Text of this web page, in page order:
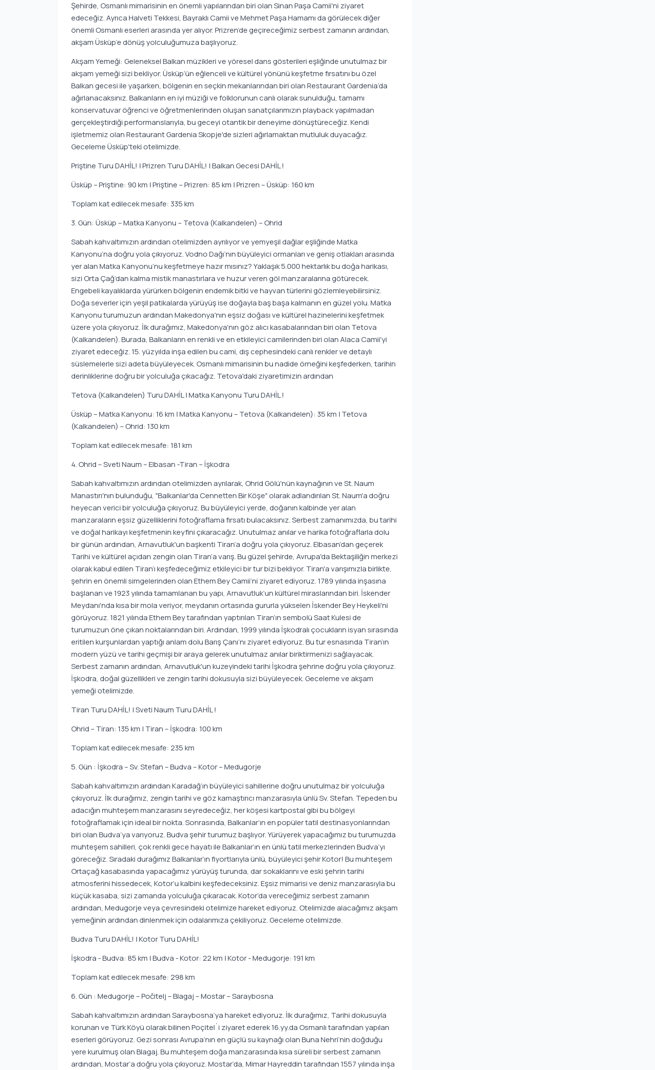
Şehirde, Osmanlı mimarisinin en önemli yapılarından biri olan Sinan Paşa Camii'ni ziyaret
edeceğiz. Ayrıca Halveti Tekkesi, Bayraklı Camii ve Mehmet Paşa Hamamı da görülecek diğer
önemli Osmanlı eserleri arasında yer alıyor. Prizren’de geçireceğimiz serbest zamanın ardından,
akşam Üsküp’e dönüş yolculuğumuza başlıyoruz.
Akşam Yemeği: Geleneksel Balkan müzikleri ve yöresel dans gösterileri eşliğinde unutulmaz bir
akşam yemeği sizi bekliyor. Üsküp’ün eğlenceli ve kültürel yönünü keşfetme fırsatını bu özel
Balkan gecesi ile yaşarken, bölgenin en seçkin mekanlarından biri olan Restaurant Gardenia’da
ağırlanacaksınız. Balkanların en iyi müziği ve folklorunun canlı olarak sunulduğu, tamamı
konservatuvar öğrenci ve öğretmenlerinden oluşan sanatçılarımızın playback yapılmadan
gerçekleştirdiği performanslarıyla, bu geceyi otantik bir deneyime dönüştüreceğiz. Kendi
işletmemiz olan Restaurant Gardenia Skopje'de sizleri ağırlamaktan mutluluk duyacağız.
Geceleme Üsküp'teki otelimizde.
Priştine Turu DAHİL! | Prizren Turu DAHİL! | Balkan Gecesi DAHİL !
Üsküp – Priştine: 90 km | Priştine – Prizren: 85 km | Prizren – Üsküp: 160 km
Toplam kat edilecek mesafe: 335 km
3. Gün: Üsküp – Matka Kanyonu – Tetova (Kalkandelen) – Ohrid
Sabah kahvaltımızın ardından otelimizden ayrılıyor ve yemyeşil dağlar eşliğinde Matka
Kanyonu’na doğru yola çıkıyoruz. Vodno Dağı’nın büyüleyici ormanları ve geniş otlakları arasında
yer alan Matka Kanyonu’nu keşfetmeye hazır mısınız? Yaklaşık 5.000 hektarlık bu doğa harikası,
sizi Orta Çağ’dan kalma mistik manastırlara ve huzur veren göl manzaralarına götürecek.
Engebeli kayalıklarda yürürken bölgenin endemik bitki ve hayvan türlerini gözlemleyebilirsiniz.
Doğa severler için yeşil patikalarda yürüyüş ise doğayla baş başa kalmanın en güzel yolu. Matka
Kanyonu turumuzun ardından Makedonya'nın eşsiz doğası ve kültürel hazinelerini keşfetmek
üzere yola çıkıyoruz. İlk durağımız, Makedonya'nın göz alıcı kasabalarından biri olan Tetova
(Kalkandelen). Burada, Balkanların en renkli ve en etkileyici camilerinden biri olan Alaca Camii'yi
ziyaret edeceğiz. 15. yüzyılda inşa edilen bu cami, dış cephesindeki canlı renkler ve detaylı
süslemelerle sizi adeta büyüleyecek. Osmanlı mimarisinin bu nadide örneğini keşfederken, tarihin
derinliklerine doğru bir yolculuğa çıkacağız. Tetova'daki ziyaretimizin ardından
Tetova (Kalkandelen) Turu DAHİL | Matka Kanyonu Turu DAHİL !
Üsküp – Matka Kanyonu: 16 km | Matka Kanyonu – Tetova (Kalkandelen): 35 km | Tetova
(Kalkandelen) – Ohrid: 130 km
Toplam kat edilecek mesafe: 181 km
4. Ohrid – Sveti Naum – Elbasan -Tiran – İşkodra
Sabah kahvaltımızın ardından otelimizden ayrılarak, Ohrid Gölü'nün kaynağının ve St. Naum
Manastırı'nın bulunduğu, "Balkanlar'da Cennetten Bir Köşe" olarak adlandırılan St. Naum'a doğru
heyecan verici bir yolculuğa çıkıyoruz. Bu büyüleyici yerde, doğanın kalbinde yer alan
manzaraların eşsiz güzelliklerini fotoğraflama fırsatı bulacaksınız. Serbest zamanımızda, bu tarihi
ve doğal harikayı keşfetmenin keyfini çıkaracağız. Unutulmaz anılar ve harika fotoğraflarla dolu
bir günün ardından, Arnavutluk'un başkenti Tiran’a doğru yola çıkıyoruz. Elbasan’dan geçerek
Tarihi ve kültürel açıdan zengin olan Tiran’a varış. Bu güzel şehirde, Avrupa'da Bektaşiliğin merkezi
olarak kabul edilen Tiran’ı keşfedeceğimiz etkileyici bir tur bizi bekliyor. Tiran'a varışımızla birlikte,
şehrin en önemli simgelerinden olan Ethem Bey Camii’ni ziyaret ediyoruz. 1789 yılında inşasına
başlanan ve 1923 yılında tamamlanan bu yapı, Arnavutluk’un kültürel miraslarından biri. İskender
Meydanı'nda kısa bir mola veriyor, meydanın ortasında gururla yükselen İskender Bey Heykeli'ni
görüyoruz. 1821 yılında Ethem Bey tarafından yaptırılan Tiran’ın sembolü Saat Kulesi de
turumuzun öne çıkan noktalarından biri. Ardından, 1999 yılında İşkodralı çocukların isyan sırasında
eritilen kurşunlardan yaptığı anlam dolu Barış Çanı’nı ziyaret ediyoruz. Bu tur esnasında Tiran’ın
modern yüzü ve tarihi geçmişi bir araya gelerek unutulmaz anılar biriktirmenizi sağlayacak.
Serbest zamanın ardından, Arnavutluk'un kuzeyindeki tarihi İşkodra şehrine doğru yola çıkıyoruz.
İşkodra, doğal güzellikleri ve zengin tarihi dokusuyla sizi büyüleyecek. Geceleme ve akşam
yemeği otelimizde.
Tiran Turu DAHİL! | Sveti Naum Turu DAHİL !
Ohrid – Tiran: 135 km | Tiran – İşkodra: 100 km
Toplam kat edilecek mesafe: 235 km
5. Gün : İşkodra – Sv. Stefan – Budva – Kotor – Medugorje
Sabah kahvaltımızın ardından Karadağ’ın büyüleyici sahillerine doğru unutulmaz bir yolculuğa
çıkıyoruz. İlk durağımız, zengin tarihi ve göz kamaştırıcı manzarasıyla ünlü Sv. Stefan. Tepeden bu
adacığın muhteşem manzarasını seyredeceğiz, her köşesi kartpostal gibi bu bölgeyi
fotoğraflamak için ideal bir nokta. Sonrasında, Balkanlar’ın en popüler tatil destinasyonlarından
biri olan Budva’ya varıyoruz. Budva şehir turumuz başlıyor. Yürüyerek yapacağımız bu turumuzda
muhteşem sahilleri, çok renkli gece hayatı ile Balkanlar’ın en ünlü tatil merkezlerinden Budva’yı
göreceğiz. Sıradaki durağımız Balkanlar’ın fiyortlarıyla ünlü, büyüleyici şehir Kotor! Bu muhteşem
Ortaçağ kasabasında yapacağımız yürüyüş turunda, dar sokaklarını ve eski şehrin tarihi
atmosferini hissedecek, Kotor’u kalbini keşfedeceksiniz. Eşsiz mimarisi ve deniz manzarasıyla bu
küçük kasaba, sizi zamanda yolculuğa çıkaracak. Kotor’da vereceğimiz serbest zamanın
ardından, Medugorje veya çevresindeki otelimize hareket ediyoruz. Otelimizde alacağımız akşam
yemeğinin ardından dinlenmek için odalarımıza çekiliyoruz. Geceleme otelimizde.
Budva Turu DAHİL! | Kotor Turu DAHİL!
İşkodra - Budva: 85 km | Budva - Kotor: 22 km | Kotor - Medugorje: 191 km
Toplam kat edilecek mesafe: 298 km
6. Gün : Medugorje – Počitelj – Blagaj – Mostar – Saraybosna
Sabah kahvaltımızın ardından Saraybosna’ya hareket ediyoruz. İlk durağımız, Tarihi dokusuyla
korunan ve Türk Köyü olarak bilinen Poçitel`i ziyaret ederek 16.yy.da Osmanlı tarafından yapılan
eserleri görüyoruz. Gezi sonrası Avrupa’nın en güçlü su kaynağı olan Buna Nehri’nin doğduğu
yere kurulmuş olan Blagaj. Bu muhteşem doğa manzarasında kısa süreli bir serbest zamanın
ardından, Mostar’a doğru yola çıkıyoruz. Mostar’da, Mimar Hayreddin tarafından 1557 yılında inşa